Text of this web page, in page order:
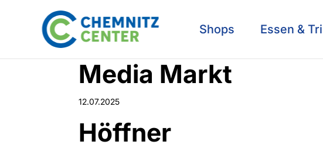
Shops Essen &
Media Markt
12.07.2025
Höffner